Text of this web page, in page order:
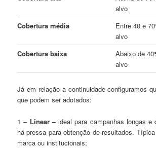
alvo
Cobertura média
Entre 40 e
alvo
Cobertura baixa
Abaixo de
alvo
Já em relação a continuidade configuramos
que podem ser adotados:
1 – Linear –ideal para campanhas longas e
há pressa para obtenção de resultados.
marca ou institucionais;